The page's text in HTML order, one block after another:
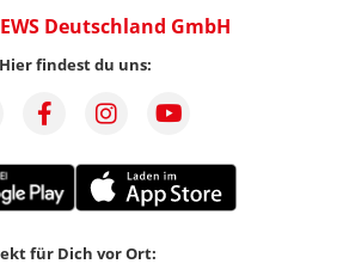
Deutschland GmbH
Hier findest du uns:
für Dich vor Ort: